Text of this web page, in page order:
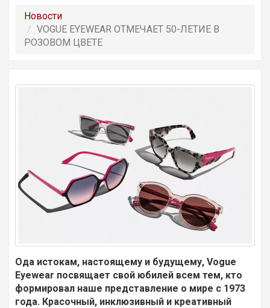
Новости
VOGUE EYEWEAR ОТМЕЧАЕТ 50-ЛЕТИЕ В
РОЗОВОМ ЦВЕТЕ
Ода истокам, настоящему и будущему, Vogue
Eyewear посвящает свой юбилей всем тем, кто
формировал наше представление о мире с 1973
года. Красочный, инклюзивный и креативный